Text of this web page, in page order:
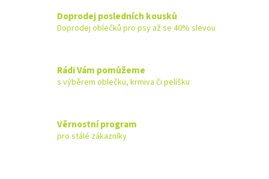
Doprodej posledních kousků
Doprodej oblečků pro psy až se 40% slevou
Rádi Vám pomůžeme
s výběrem oblečku, krmiva či pelíšku
Věrnostní program
pro stálé zákazníky